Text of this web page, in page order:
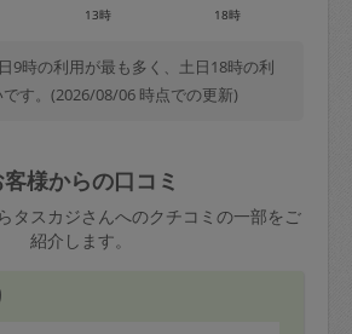
13時 18時
9時の利用が最も多く、土日18時の利
す。(2026/08/06 時点での更新)
客様からの口コミ
タスカジさんへのクチコミの一部をご
紹介します。